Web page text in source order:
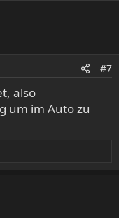
#7
also
um im Auto zu